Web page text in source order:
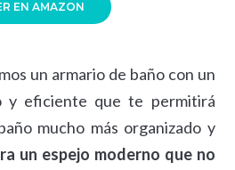
EN AMAZON
un armario de baño con un
y eficiente que te permitirá
mucho más organizado y
un espejo moderno que no